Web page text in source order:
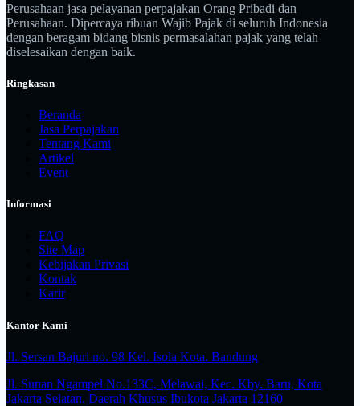
Perusahaan jasa pelayanan perpajakan Orang Pribadi dan
Perusahaan. Dipercaya ribuan Wajib Pajak di seluruh Indonesia
dengan beragam bidang bisnis permasalahan pajak yang telah
diselesaikan dengan baik.
Ringkasan
Beranda
Jasa Perpajakan
Tentang Kami
Artikel
Event
Informasi
FAQ
Site Map
Kebijakan Privasi
Kontak
Karir
Kantor Kami
Jl. Sersan Bajuri no. 98 Kel. Isola Kota. Bandung
Jl. Sunan Ngampel No.133C, Melawai, Kec. Kby. Baru, Kota
Jakarta Selatan, Daerah Khusus Ibukota Jakarta 12160